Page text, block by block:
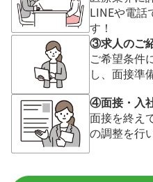
LINEや電話
す！
③求人のご
ご希望条件
し、面接準
④面接・入
面接を終え
の調整を行